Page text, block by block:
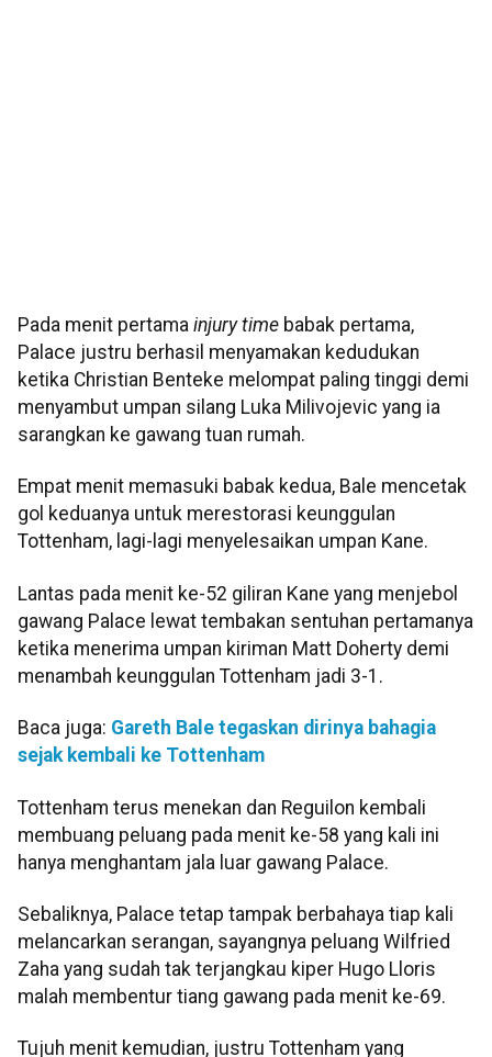
Pada menit pertama injury time babak pertama,
Palace justru berhasil menyamakan kedudukan
ketika Christian Benteke melompat paling tinggi demi
menyambut umpan silang Luka Milivojevic yang ia
sarangkan ke gawang tuan rumah.
Empat menit memasuki babak kedua, Bale mencetak
gol keduanya untuk merestorasi keunggulan
Tottenham, lagi-lagi menyelesaikan umpan Kane.
Lantas pada menit ke-52 giliran Kane yang menjebol
gawang Palace lewat tembakan sentuhan pertamanya
ketika menerima umpan kiriman Matt Doherty demi
menambah keunggulan Tottenham jadi 3-1.
Baca juga: Gareth Bale tegaskan dirinya bahagia
sejak kembali ke Tottenham
Tottenham terus menekan dan Reguilon kembali
membuang peluang pada menit ke-58 yang kali ini
hanya menghantam jala luar gawang Palace.
Sebaliknya, Palace tetap tampak berbahaya tiap kali
melancarkan serangan, sayangnya peluang Wilfried
Zaha yang sudah tak terjangkau kiper Hugo Lloris
malah membentur tiang gawang pada menit ke-69.
Tujuh menit kemudian, justru Tottenham yang